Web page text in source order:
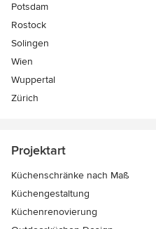
Potsdam
Rostock
Solingen
Wien
Wuppertal
Zürich
Projektart
Küchenschränke nach Maß
Küchengestaltung
Küchenrenovierung